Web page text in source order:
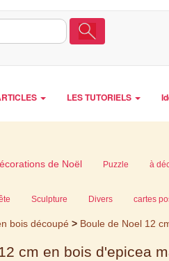
LES TUTORIELS
de Noël Puzzle à
Sculpture Divers cartes
bois découpé > Boule de Noel 12
cm en bois d'epicea